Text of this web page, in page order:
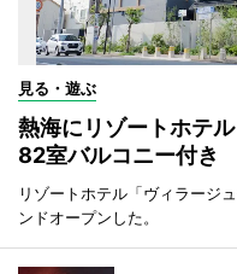
見る・遊ぶ
熱海にリゾートホテ
82室バルコニー付き
リゾートホテル「ヴィラージ
ンドオープンした。